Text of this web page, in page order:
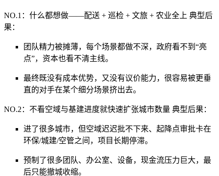
NO.1：什么都想做——配送 + 巡检 + 文旅 + 农业全上 典型后
果：
团队精力被摊薄，每个场景都做不深，政府看不到“亮
点”，资本也看不清主线。
最终既没有成本优势，又没有议价能力，很容易被更垂
直的对手在某个细分场景挤出去。
NO.2：不看空域与基建进度就快速扩张城市数量 典型后果：
进了很多城市，但空域迟迟批不下来、起降点审批卡在
环保/城建/空管之间，项目长期停滞。
预制了很多团队、办公室、设备，现金流压力巨大，最
后只能撤城收缩。